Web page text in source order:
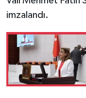
imzalandı.